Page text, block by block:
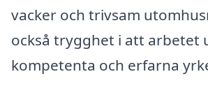
vacker och trivsam
också trygghet i att arbetet
kompetenta och erfarna